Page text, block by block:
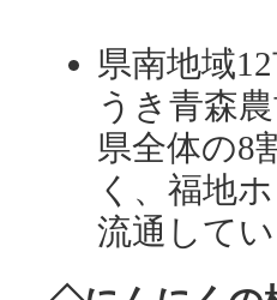
県南地域
うき青森
県全体の8
く、福地
流通して